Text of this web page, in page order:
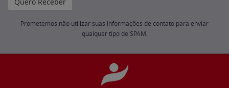
Prometemos não utilizar suas informações de contato para enviar
qualquer tipo de SPAM.